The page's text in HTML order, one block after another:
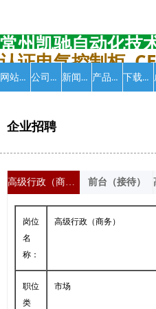
常州凯驰自动化技
认证电气控制柜
网站首页 公司介绍 新闻中心 产品中心 下载中心
企业招聘
高级行政（商务） 前台（接待）
岗位
名
称：
高级行政（商务）
职位
类
市场